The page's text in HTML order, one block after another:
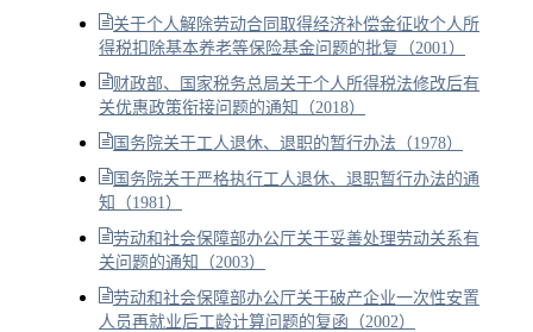
关于个人解除劳动合同取得经济补偿金征收个人所
得税扣除基本养老等保险基金问题的批复（2001）
财政部、国家税务总局关于个人所得税法修改后有
关优惠政策衔接问题的通知（2018）
国务院关于工人退休、退职的暂行办法（1978）
国务院关于严格执行工人退休、退职暂行办法的通
知（1981）
劳动和社会保障部办公厅关于妥善处理劳动关系有
关问题的通知（2003）
劳动和社会保障部办公厅关于破产企业一次性安置
人员再就业后工龄计算问题的复函（2002）